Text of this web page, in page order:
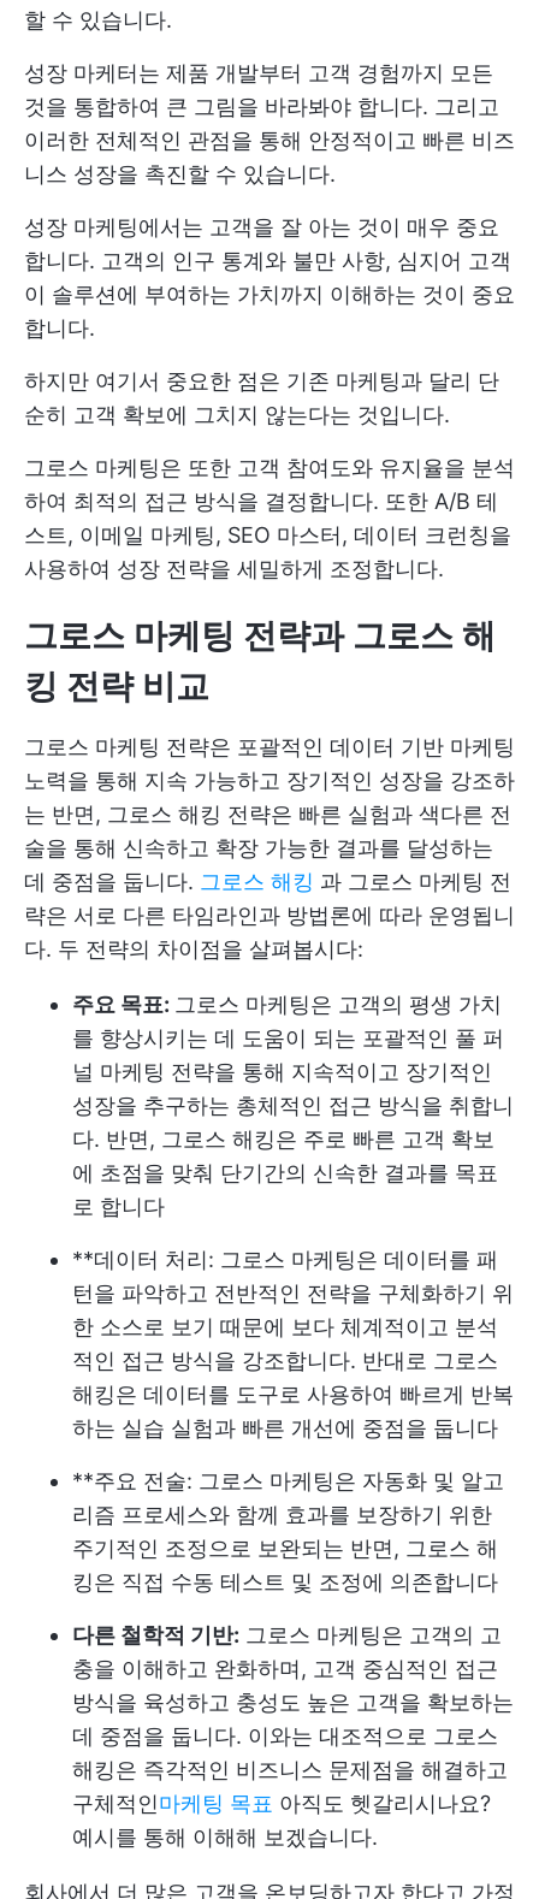
할 수 있습니다.
성장 마케터는 제품 개발부터 고객 경험까지 모든
것을 통합하여 큰 그림을 바라봐야 합니다. 그리고
이러한 전체적인 관점을 통해 안정적이고 빠른 비즈
니스 성장을 촉진할 수 있습니다.
성장 마케팅에서는 고객을 잘 아는 것이 매우 중요
합니다. 고객의 인구 통계와 불만 사항, 심지어 고객
이 솔루션에 부여하는 가치까지 이해하는 것이 중요
합니다.
하지만 여기서 중요한 점은 기존 마케팅과 달리 단
순히 고객 확보에 그치지 않는다는 것입니다.
그로스 마케팅은 또한 고객 참여도와 유지율을 분석
하여 최적의 접근 방식을 결정합니다. 또한 A/B 테
스트, 이메일 마케팅, SEO 마스터, 데이터 크런칭을
사용하여 성장 전략을 세밀하게 조정합니다.
그로스 마케팅 전략과 그로스 해
킹 전략 비교
그로스 마케팅 전략은 포괄적인 데이터 기반 마케팅
노력을 통해 지속 가능하고 장기적인 성장을 강조하
는 반면, 그로스 해킹 전략은 빠른 실험과 색다른 전
술을 통해 신속하고 확장 가능한 결과를 달성하는
데 중점을 둡니다. 그로스 해킹 과 그로스 마케팅 전
략은 서로 다른 타임라인과 방법론에 따라 운영됩니
다. 두 전략의 차이점을 살펴봅시다:
주요 목표: 그로스 마케팅은 고객의 평생 가치
를 향상시키는 데 도움이 되는 포괄적인 풀 퍼
널 마케팅 전략을 통해 지속적이고 장기적인
성장을 추구하는 총체적인 접근 방식을 취합니
다. 반면, 그로스 해킹은 주로 빠른 고객 확보
에 초점을 맞춰 단기간의 신속한 결과를 목표
로 합니다
**데이터 처리: 그로스 마케팅은 데이터를 패
턴을 파악하고 전반적인 전략을 구체화하기 위
한 소스로 보기 때문에 보다 체계적이고 분석
적인 접근 방식을 강조합니다. 반대로 그로스
해킹은 데이터를 도구로 사용하여 빠르게 반복
하는 실습 실험과 빠른 개선에 중점을 둡니다
**주요 전술: 그로스 마케팅은 자동화 및 알고
리즘 프로세스와 함께 효과를 보장하기 위한
주기적인 조정으로 보완되는 반면, 그로스 해
킹은 직접 수동 테스트 및 조정에 의존합니다
다른 철학적 기반: 그로스 마케팅은 고객의 고
충을 이해하고 완화하며, 고객 중심적인 접근
방식을 육성하고 충성도 높은 고객을 확보하는
데 중점을 둡니다. 이와는 대조적으로 그로스
해킹은 즉각적인 비즈니스 문제점을 해결하고
구체적인마케팅 목표 아직도 헷갈리시나요?
예시를 통해 이해해 보겠습니다.
회사에서 더 많은 고객을 온보딩하고자 한다고 가정